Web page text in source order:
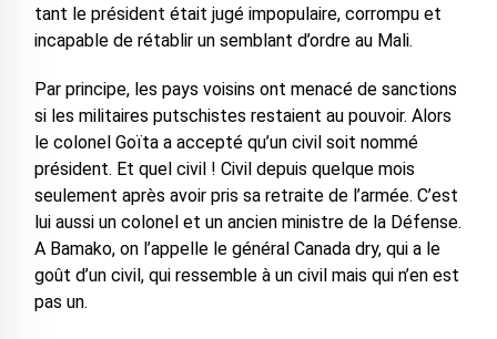
tant le président était jugé impopulaire, corrompu et
incapable de rétablir un semblant d’ordre au Mali.
Par principe, les pays voisins ont menacé de sanctions
si les militaires putschistes restaient au pouvoir. Alors
le colonel Goïta a accepté qu’un civil soit nommé
président. Et quel civil ! Civil depuis quelque mois
seulement après avoir pris sa retraite de l’armée. C’est
lui aussi un colonel et un ancien ministre de la Défense.
A Bamako, on l’appelle le général Canada dry, qui a le
goût d’un civil, qui ressemble à un civil mais qui n’en est
pas un.